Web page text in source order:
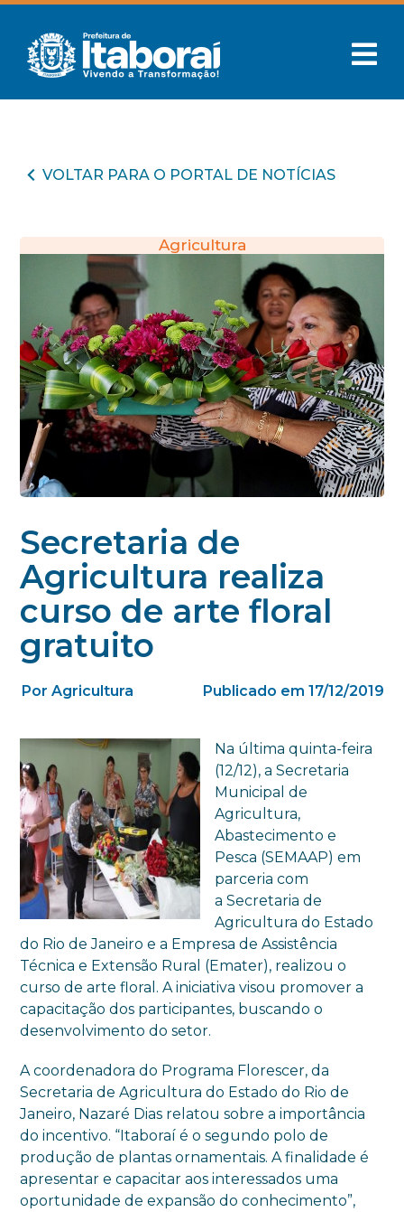
VOLTAR PARA O PORTAL DE NOTÍCIAS
Agricultura
Secretaria de
Agricultura realiza
curso de arte floral
gratuito
Por Agricultura Publicado em 17/12/2019
Na última quinta-feira
(12/12), a Secretaria
Municipal de
Agricultura,
Abastecimento e
Pesca (SEMAAP) em
parceria com
a Secretaria de
Agricultura do Estado
do Rio de Janeiro e a Empresa de Assistência
Técnica e Extensão Rural (Emater), realizou o
curso de arte floral. A iniciativa visou promover a
capacitação dos participantes, buscando o
desenvolvimento do setor.
A coordenadora do Programa Florescer, da
Secretaria de Agricultura do Estado do Rio de
Janeiro, Nazaré Dias relatou sobre a importância
do incentivo. “Itaboraí é o segundo polo de
produção de plantas ornamentais. A finalidade é
apresentar e capacitar aos interessados uma
oportunidade de expansão do conhecimento”,